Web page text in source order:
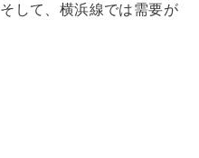
して、横浜線では需要が